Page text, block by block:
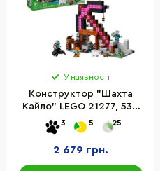
У наявності
Конструктор "Шахта
Кайло" LEGO 21277, 530
деталей
3 5 25
2 679 грн.